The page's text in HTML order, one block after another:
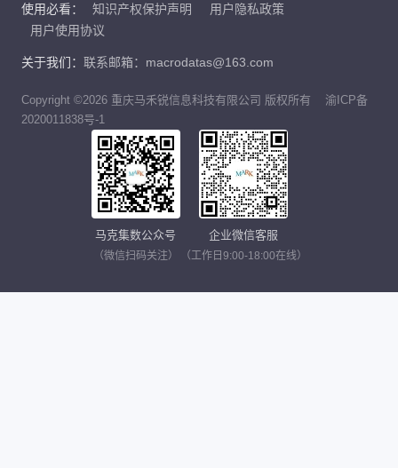
使用必看： 知识产权保护声明
用户隐私政策
用户使用协议
关于我们： 联系邮箱：macrodatas@163.com
Copyright ©2026 重庆马禾锐信息科技有限公司 版权所有
渝ICP备
2020011838号-1
马克集数公众号
（微信扫码关注）
企业微信客服
（工作日9:00-18:00在线）